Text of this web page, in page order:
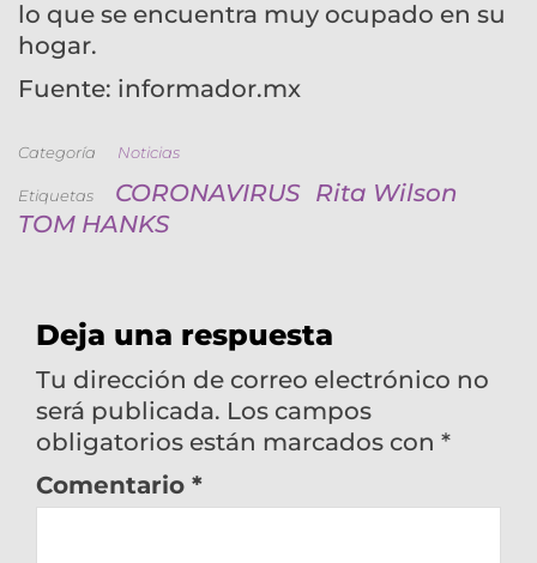
lo que se encuentra muy ocupado en su
hogar.
Fuente: informador.mx
Categoría Noticias
Etiquetas CORONAVIRUS Rita Wilson
TOM HANKS
Deja una respuesta
Tu dirección de correo electrónico no
será publicada. Los campos
obligatorios están marcados con *
Comentario *